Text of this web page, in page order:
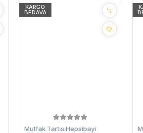
KARGO
BEDAVA
Mutfak TartısıHepsibayi